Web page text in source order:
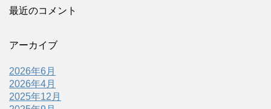
最近のコメント
アーカイブ
2026年6月
2026年4月
2025年12月